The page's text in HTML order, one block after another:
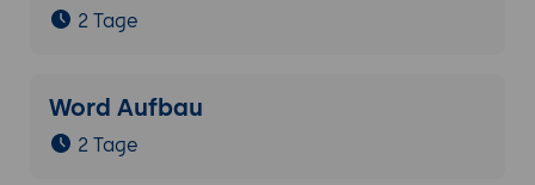
2 Tage
Word Aufbau
2 Tage